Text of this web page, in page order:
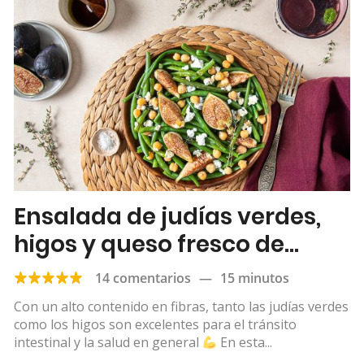
Ensalada de judías verdes,
higos y queso fresco de
cabra
14 comentarios — 15 minutos
Con un alto contenido en fibras, tanto las judías verdes
como los higos son excelentes para el tránsito
intestinal y la salud en general
En esta...